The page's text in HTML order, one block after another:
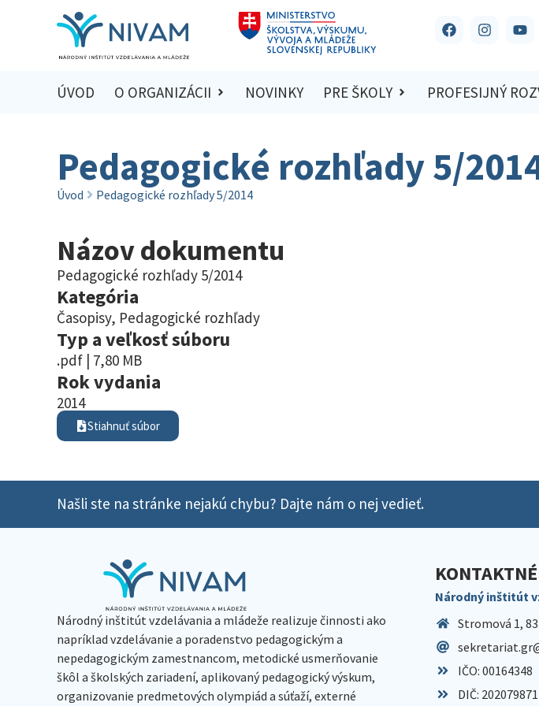
ÚVOD O ORGANIZÁCII NOVINKY PRE ŠKOLY PROFESIJNÝ
Pedagogické rozhľady 5/
Úvod Pedagogické rozhľady 5/2014
Názov dokumentu
Pedagogické rozhľady 5/2014
Kategória
Časopisy, Pedagogické rozhľady
Typ a veľkosť súboru
.pdf | 7,80 MB
Rok vydania
2014
Stiahnuť súbor
Našli ste na stránke nejakú chybu? Dajte nám o nej vedieť.
Národný inštitút vzdelávania a mládeže realizuje činnosti ako
napríklad vzdelávanie a poradenstvo pedagogickým a
nepedagogickým zamestnancom, metodické usmerňovanie
škôl a školských zariadení, aplikovaný pedagogický výskum,
organizovanie predmetových olympiád a súťaží, externé
Národný inštitút
Stromová 1,
IČO: 00164348
DIČ: